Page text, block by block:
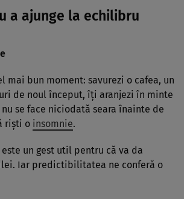
a ajunge la echilibru
mai bun moment: savurezi o cafea, un
de noul început, îţi aranjezi în minte
se face niciodată seara înainte de
rişti o insomnie.
un gest util pentru că va da
Iar predictibilitatea ne conferă o